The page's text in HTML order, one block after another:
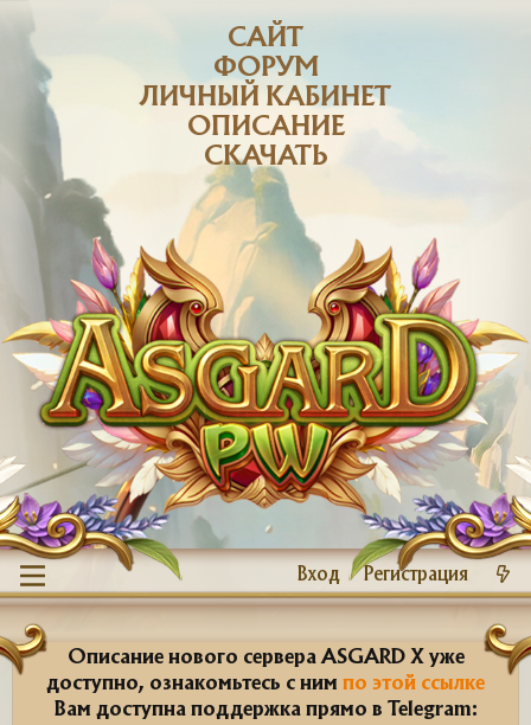
САЙТ
ФОРУМ
ЛИЧНЫЙ КАБИНЕТ
ОПИСАНИЕ
СКАЧАТЬ
Вход Регистрация
Описание нового сервера ASGARD X уже
доступно, ознакомьтесь с ним по этой ссылке
Вам доступна поддержка прямо в Telegram: